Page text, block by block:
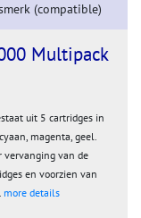
(compatible)
Multipack
uit 5 cartridges in
magenta, geel.
vervanging van de
en voorzien van
more details